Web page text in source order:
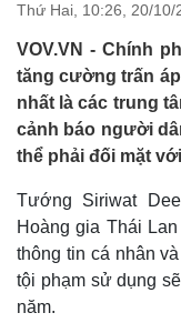
Nhận diện sự thật
Thứ Hai, 10:26, 20/10/
VOV.VN - Chính
tăng cường trấn
nhất là các trung
cảnh báo người
thể phải đối mặt
Tướng Siriwat
Hoàng gia Thái
thông tin cá nhân
tội phạm sử dụng
năm.